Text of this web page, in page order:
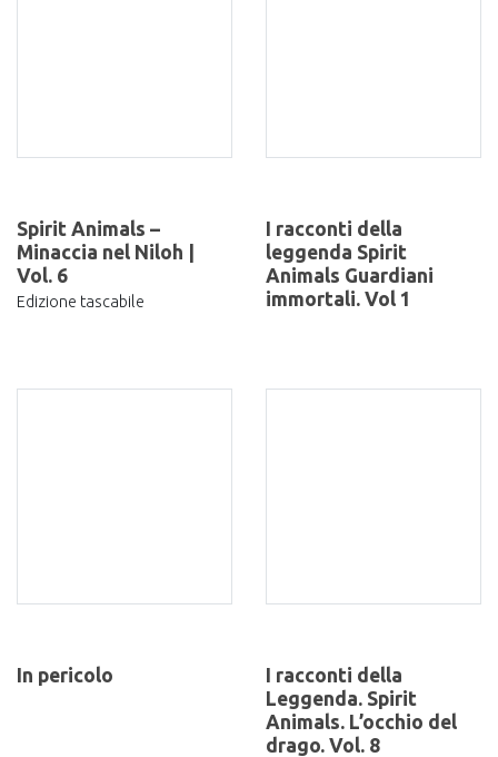
Spirit Animals –
Minaccia nel Niloh |
Vol. 6
Edizione tascabile
I racconti della
leggenda Spirit
Animals Guardiani
immortali. Vol 1
In pericolo
I racconti della
Leggenda. Spirit
Animals. L’occhio del
drago. Vol. 8